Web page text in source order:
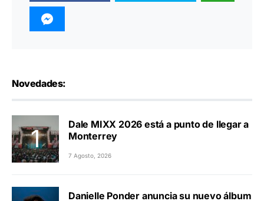
Novedades:
Dale MIXX 2026 está a punto de llegar a
Monterrey
7 Agosto, 2026
Danielle Ponder anuncia su nuevo álbum